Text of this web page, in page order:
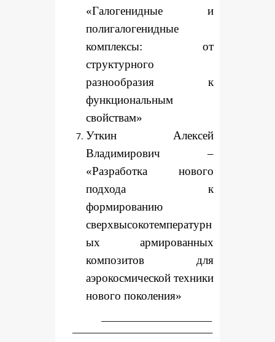
«Галогенидные и
полигалогенидные
комплексы: от
структурного
разнообразия к
функциональным
свойствам»
Уткин Алексей
Владимирович –
«Разработка нового
подхода к
формированию
сверхвысокотемпературн
ых армированных
композитов для
аэрокосмической техники
нового поколения»